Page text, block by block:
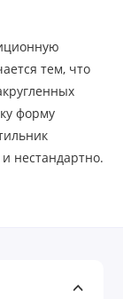
тем, что
форму
нестандартно.